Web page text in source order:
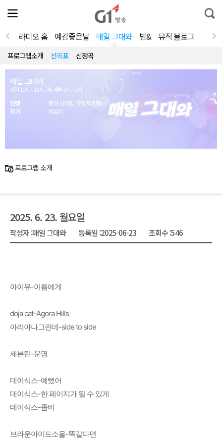
전
체
뉴
열
통
합
라디오 홈 예감좋은날 매일 그대와 밤& 뮤직 블로그
프로그램소개 선곡표 신청곡
매일 그대와
매일 11시 ~ 12시, (재) 새벽 1시 ~ 2시
진행
평일 신아림, 주말 박진형
작가
최유지
프로그램 소개
2025. 6. 23. 월요일
작성자 :매일 그대와 등록일 :2025-06-23 조회수 :546
아이유-이름에게
doja cat-Agora Hills
아리아나그란데-side to side
세븐틴-운명
데이식스-예뻤어
데이식스-한 페이지가 될 수 있게
데이식스-좀비
브라운아이드소울-똑같다면